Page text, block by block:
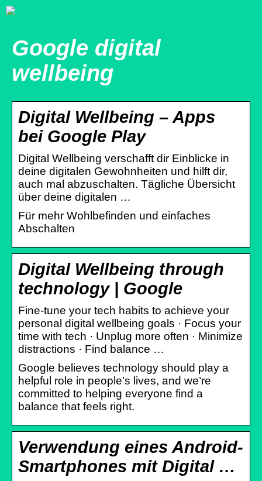
Google digital
wellbeing
Digital Wellbeing – Apps
bei Google Play
Digital Wellbeing verschafft dir Einblicke in
deine digitalen Gewohnheiten und hilft dir,
auch mal abzuschalten. Tägliche Übersicht
über deine digitalen …
Für mehr Wohlbefinden und einfaches
Abschalten
Digital Wellbeing through
technology | Google
Fine-tune your tech habits to achieve your
personal digital wellbeing goals · Focus your
time with tech · Unplug more often · Minimize
distractions · Find balance …
Google believes technology should play a
helpful role in people’s lives, and we’re
committed to helping everyone find a
balance that feels right.
Verwendung eines Android-
Smartphones mit Digital …